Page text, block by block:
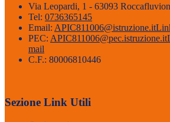
Via Leopardi, 1 - 63093
Tel: 0736365145
Email: APIC811006@istruzione.it
PEC: APIC811006@pec.istruzione.it
mail
C.F.: 80006810446
Sezione Link Utili